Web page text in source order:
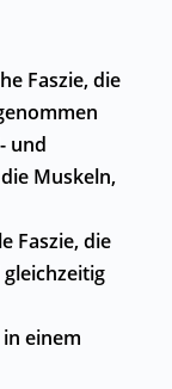
Faszie, die
und
Muskeln,
Faszie, die
einem